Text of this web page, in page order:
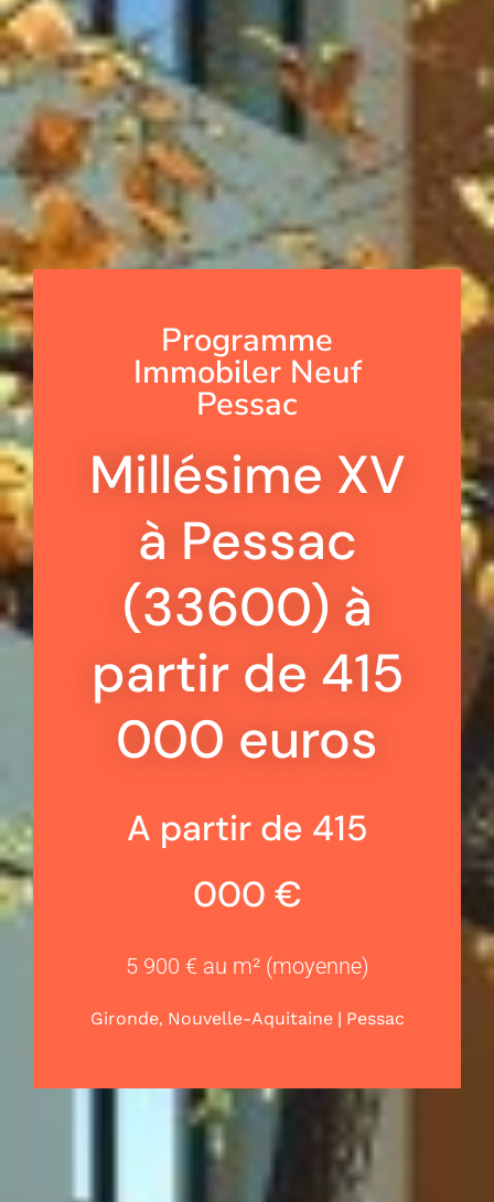
Programme
Immobiler Neuf
Pessac
Millésime XV
à Pessac
(33600) à
partir de 415
000 euros
A partir de 415
000 €
5 900 € au m² (moyenne)
Gironde, Nouvelle-Aquitaine| Pessac